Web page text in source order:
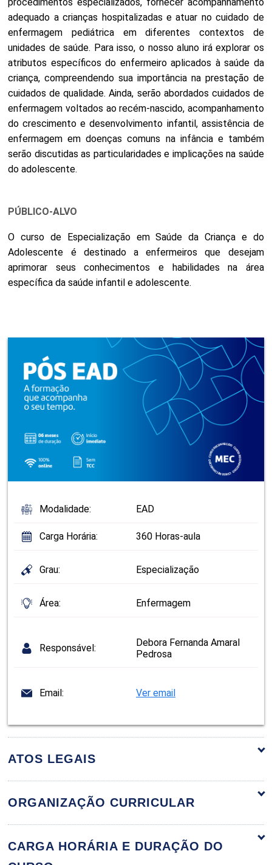
Modalidade: EAD
Carga Horária: 360 Horas-aula
Grau: Especialização
Área: Enfermagem
Responsável:
Debora Fernanda Amaral
Pedrosa
Email: Ver email
adequado a crianças hospitalizadas e atuar no cuidado de
enfermagem pediátrica em diferentes contextos de
unidades de saúde. Para isso, o nosso aluno irá explorar os
atributos específicos do enfermeiro aplicados à saúde da
criança, compreendendo sua importância na prestação de
cuidados de qualidade. Ainda, serão abordados cuidados de
enfermagem voltados ao recém-nascido, acompanhamento
do crescimento e desenvolvimento infantil, assistência de
enfermagem em doenças comuns na infância e também
serão discutidas as particularidades e implicações na saúde
do adolescente.
PÚBLICO-ALVO
O curso de Especialização em Saúde da Criança e do
Adolescente é destinado a enfermeiros que desejam
aprimorar seus conhecimentos e habilidades na área
específica da saúde infantil e adolescente.
ATOS LEGAIS
ORGANIZAÇÃO CURRICULAR
da Criança e do Adolescente
CARGA HORÁRIA E DURAÇÃO DO